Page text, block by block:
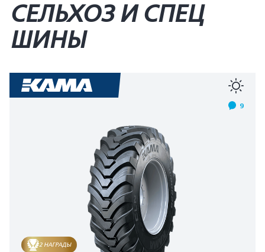
СЕЛЬХОЗ И СПЕЦ
ШИНЫ
9
2 НАГРАДЫ